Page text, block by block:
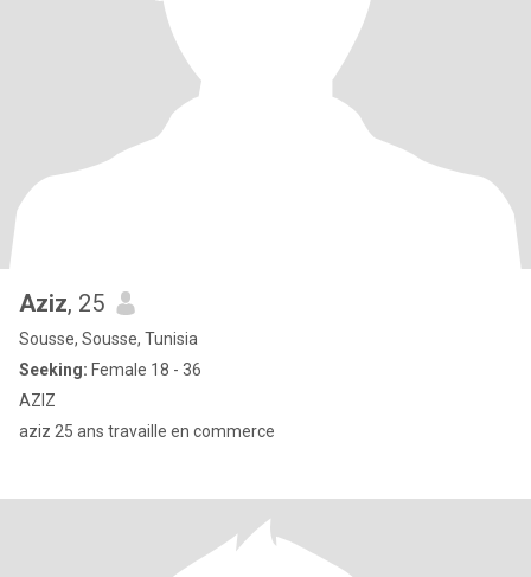
Aziz, 25
Sousse, Sousse, Tunisia
Seeking: Female 18 - 36
AZIZ
aziz 25 ans travaille en commerce